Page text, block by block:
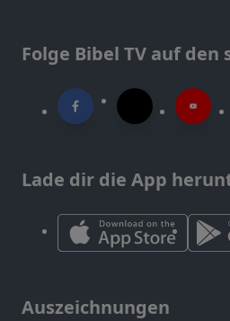
Folge Bibel TV auf den
Lade dir die App
Auszeichnungen